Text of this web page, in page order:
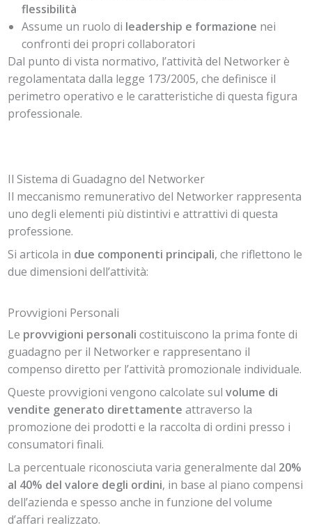
flessibilità
Assume un ruolo di leadership e formazione nei
confronti dei propri collaboratori
Dal punto di vista normativo, l’attività del Networker è
regolamentata dalla legge 173/2005, che definisce il
perimetro operativo e le caratteristiche di questa figura
professionale.
Il Sistema di Guadagno del Networker
Il meccanismo remunerativo del Networker rappresenta
uno degli elementi più distintivi e attrattivi di questa
professione.
Si articola in due componenti principali, che riflettono le
due dimensioni dell’attività:
Provvigioni Personali
Le provvigioni personali costituiscono la prima fonte di
guadagno per il Networker e rappresentano il
compenso diretto per l’attività promozionale individuale.
Queste provvigioni vengono calcolate sul volume di
vendite generato direttamente attraverso la
promozione dei prodotti e la raccolta di ordini presso i
consumatori finali.
La percentuale riconosciuta varia generalmente dal 20%
al 40% del valore degli ordini, in base al piano compensi
dell’azienda e spesso anche in funzione del volume
d’affari realizzato.